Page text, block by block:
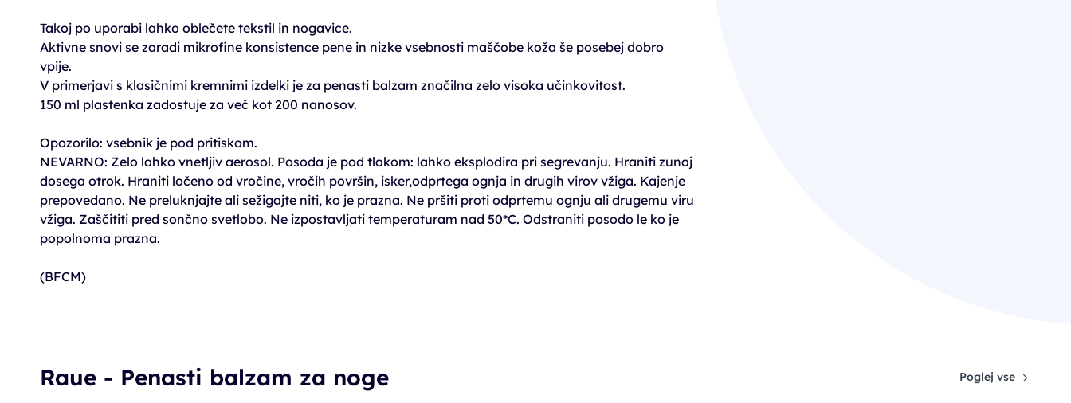
Takoj po uporabi lahko oblečete tekstil in nogavice.
Aktivne snovi se zaradi mikrofine konsistence pene in nizke vsebnosti maščobe koža še posebej dobro
vpije.
V primerjavi s klasičnimi kremnimi izdelki je za penasti balzam značilna zelo visoka učinkovitost.
150 ml plastenka zadostuje za več kot 200 nanosov.
Opozorilo: vsebnik je pod pritiskom.
NEVARNO: Zelo lahko vnetljiv aerosol. Posoda je pod tlakom: lahko eksplodira pri segrevanju. Hraniti zunaj
dosega otrok. Hraniti ločeno od vročine, vročih površin, isker,odprtega ognja in drugih virov vžiga. Kajenje
prepovedano. Ne preluknjajte ali sežigajte niti, ko je prazna. Ne pršiti proti odprtemu ognju ali drugemu viru
vžiga. Zaščititi pred sončno svetlobo. Ne izpostavljati temperaturam nad 50*C. Odstraniti posodo le ko je
popolnoma prazna.
(BFCM)
Raue - Penasti balzam za noge Poglej vse